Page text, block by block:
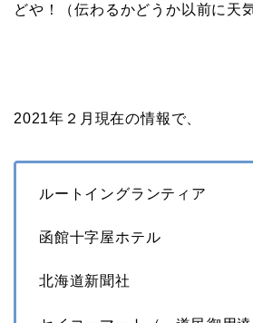
どや！（伝わるかどうか以前に天
2021年２月現在の情報で、
ルートイングランティア
函館十字屋ホテル
北海道新聞社